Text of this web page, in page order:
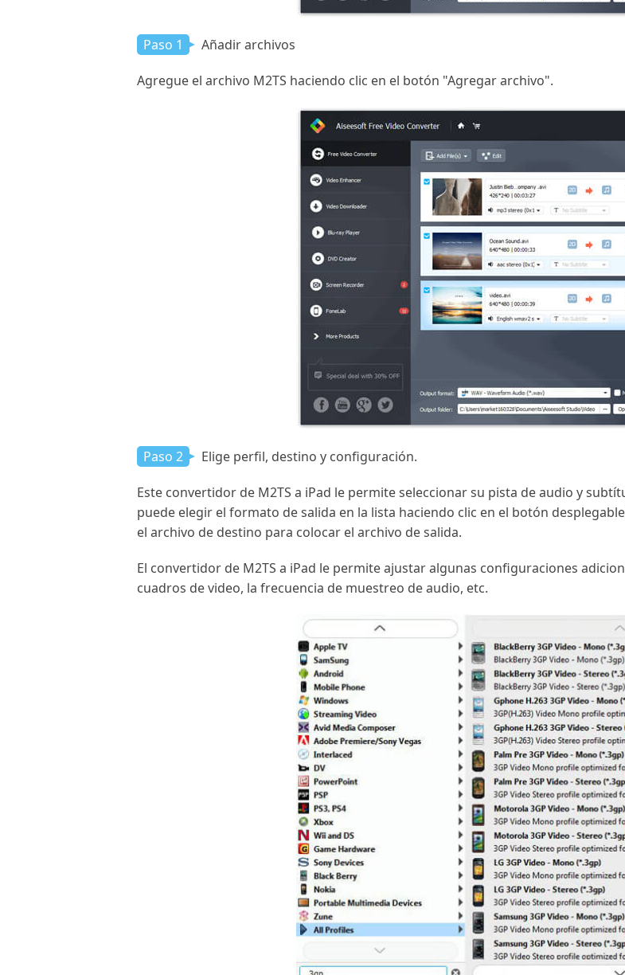
Paso 1 Añadir archivos
Agregue el archivo M2TS haciendo clic en el botón "Agregar archivo".
Paso 2 Elige perfil, destino y configuración.
Este convertidor de M2TS a iPad le permite seleccionar su pista de audio y
puede elegir el formato de salida en la lista haciendo clic en el botón
el archivo de destino para colocar el archivo de salida.
El convertidor de M2TS a iPad le permite ajustar algunas configuraciones
cuadros de video, la frecuencia de muestreo de audio, etc.